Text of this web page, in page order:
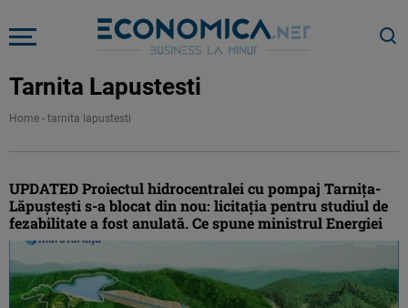
Tarnita Lapustesti
Home - tarnita lapustesti
UPDATED Proiectul hidrocentralei cu pompaj Tarnița-
Lăpuștești s-a blocat din nou: licitația pentru studiul de
fezabilitate a fost anulată. Ce spune ministrul Energiei